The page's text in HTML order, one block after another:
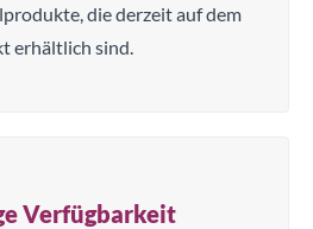
die derzeit auf dem
erhältlich sind.
Verfügbarkeit